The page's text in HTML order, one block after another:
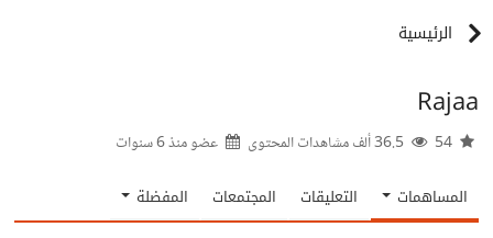
الرئيسية
Rajaa
عضو منذ6 سنوات
المساهمات التعليقات المجتمعات المفضلة